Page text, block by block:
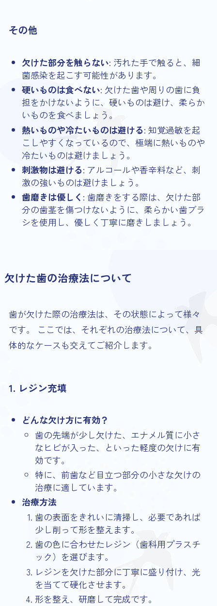
その他
欠けた部分を触らない: 汚れた手で触ると、細
菌感染を起こす可能性があります。
硬いものは食べない: 欠けた歯や周りの歯に負
担をかけないように、硬いものは避け、柔らか
いものを食べましょう。
熱いものや冷たいものは避ける: 知覚過敏を起
こしやすくなっているので、極端に熱いものや
冷たいものは避けましょう。
刺激物は避ける: アルコールや香辛料など、刺
激の強いものは避けましょう。
歯磨きは優しく : 歯磨きをする際は、欠けた部
分の歯茎を傷つけないように、柔らかい歯ブラ
シを使用し、優しく丁寧に磨きしましょう。
欠けた歯の治療法について
歯が欠けた際の治療法は、その状態によって様々
です。 ここでは、それぞれの治療法について、具
体的なケースも交えてご紹介します。
1. レジン充填
どんな欠け方に有効？
歯の先端が少し欠けた、エナメル質に小さ
なヒビが入った、といった軽度の欠けに有
効です。
特に、前歯など目立つ部分の小さな欠けの
治療に適しています。
治療方法
歯の表面をきれいに清掃し、必要であれば
少し削って形を整えます。
歯の色に合わせたレジン（歯科用プラスチ
ック）を選びます。
レジンを欠けた部分に丁寧に盛り付け、光
を当てて硬化させます。
形を整え、研磨して完成です。